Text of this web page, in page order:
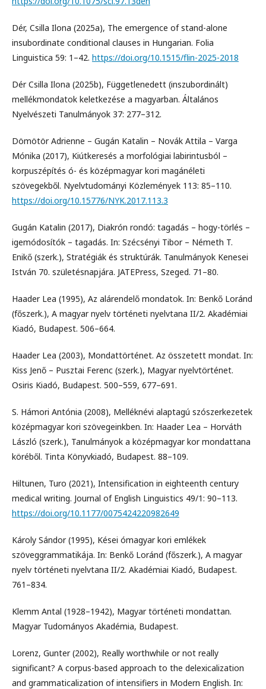
Dér, Csilla Ilona (2025a), The emergence of stand-alone
insubordinate conditional clauses in Hungarian. Folia
Linguistica 59: 1–42. https://doi.org/10.1515/flin-2025-2018
Dér Csilla Ilona (2025b), Függetlenedett (inszubordinált)
mellékmondatok keletkezése a magyarban. Általános
Nyelvészeti Tanulmányok 37: 277–312.
Dömötör Adrienne – Gugán Katalin – Novák Attila – Varga
Mónika (2017), Kiútkeresés a morfológiai labirintusból –
korpuszépítés ó- és középmagyar kori magánéleti
szövegekből. Nyelvtudományi Közlemények 113: 85–110.
https://doi.org/10.15776/NYK.2017.113.3
Gugán Katalin (2017), Diakrón rondó: tagadás – hogy-törlés –
igemódosítók – tagadás. In: Szécsényi Tibor – Németh T.
Enikő (szerk.), Stratégiák és struktúrák. Tanulmányok Kenesei
István 70. születésnapjára. JATEPress, Szeged. 71–80.
Haader Lea (1995), Az alárendelő mondatok. In: Benkő Loránd
(főszerk.), A magyar nyelv történeti nyelvtana II/2. Akadémiai
Kiadó, Budapest. 506–664.
Haader Lea (2003), Mondattörténet. Az összetett mondat. In:
Kiss Jenő – Pusztai Ferenc (szerk.), Magyar nyelvtörténet.
Osiris Kiadó, Budapest. 500–559, 677–691.
S. Hámori Antónia (2008), Melléknévi alaptagú szószerkezetek
középmagyar kori szövegeinkben. In: Haader Lea – Horváth
László (szerk.), Tanulmányok a középmagyar kor mondattana
köréből. Tinta Könyvkiadó, Budapest. 88–109.
Hiltunen, Turo (2021), Intensification in eighteenth century
medical writing. Journal of English Linguistics 49/1: 90–113.
https://doi.org/10.1177/0075424220982649
Károly Sándor (1995), Kései ómagyar kori emlékek
szöveggrammatikája. In: Benkő Loránd (főszerk.), A magyar
nyelv történeti nyelvtana II/2. Akadémiai Kiadó, Budapest.
761–834.
Klemm Antal (1928–1942), Magyar történeti mondattan.
Magyar Tudományos Akadémia, Budapest.
Lorenz, Gunter (2002), Really worthwhile or not really
significant? A corpus-based approach to the delexicalization
and grammaticalization of intensifiers in Modern English. In: